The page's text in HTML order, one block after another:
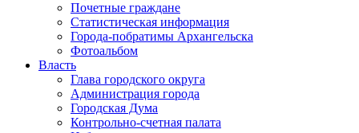
Почетные граждане
Статистическая информация
Города-побратимы Архангельска
Фотоальбом
Власть
Глава городского округа
Администрация города
Городская Дума
Контрольно-счетная палата